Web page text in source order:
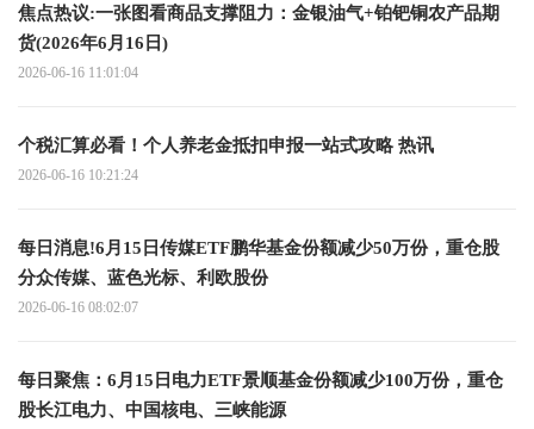
焦点热议:一张图看商品支撑阻力：金银油气+铂钯铜农产品期
货(2026年6月16日)
2026-06-16 11:01:04
个税汇算必看！个人养老金抵扣申报一站式攻略 热讯
2026-06-16 10:21:24
每日消息!6月15日传媒ETF鹏华基金份额减少50万份，重仓股
分众传媒、蓝色光标、利欧股份
2026-06-16 08:02:07
每日聚焦：6月15日电力ETF景顺基金份额减少100万份，重仓
股长江电力、中国核电、三峡能源